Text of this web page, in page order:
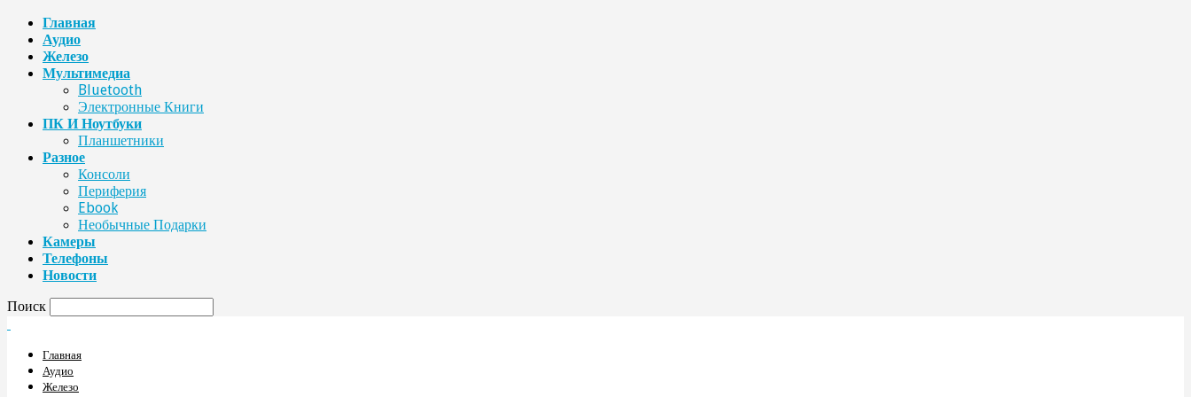
Главная
Аудио
Железо
Мультимедиа
Bluetooth
Электронные Книги
ПК И Ноутбуки
Планшетники
Разное
Консоли
Периферия
Ebook
Необычные Подарки
Камеры
Телефоны
Новости
Поиск
Главная
Аудио
Железо